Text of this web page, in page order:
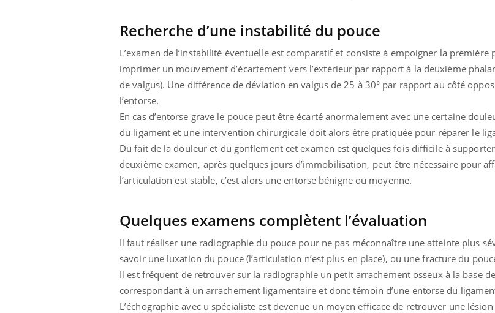
Recherche d’une instabilité du pouce
L’examen de l’instabilité éventuelle est comparatif et consiste à empoigner la première
imprimer un mouvement d’écartement vers l’extérieur par rapport à la deuxième
de valgus). Une différence de déviation en valgus de 25 à 30° par rapport au côté
l’entorse.
En cas d’entorse grave le pouce peut être écarté anormalement avec une certaine
du ligament et une intervention chirurgicale doit alors être pratiquée pour réparer le
Du fait de la douleur et du gonflement cet examen est quelques fois difficile à
deuxième examen, après quelques jours d’immobilisation, peut être nécessaire pour
l’articulation est stable, c’est alors une entorse bénigne ou moyenne.
Quelques examens complètent l’évaluation
Il faut réaliser une radiographie du pouce pour ne pas méconnaître une atteinte plus
savoir une luxation du pouce (l’articulation n’est plus en place), ou une fracture du
Il est fréquent de retrouver sur la radiographie un petit arrachement osseux à la base
correspondant à un arrachement ligamentaire et donc témoin d’une entorse du
L’échographie avec u spécialiste est devenue un moyen efficace de retrouver une